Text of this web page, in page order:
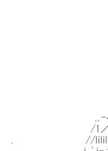
,､イ＼
人ヽl ヽ
,ヾｰゝヽ
ｿ ,,,,,､ヽ
1ィｚｊゞ
､l / . ､ﾉ
ゝゝ-´｀
, ‐ﾗ､￣ｰ
＿,イ/ ｉ
,､-イ三ヲ/ ﾄ
/1／ﾆｰ, / ｉ
. //lｉlｉlｉlｉili//